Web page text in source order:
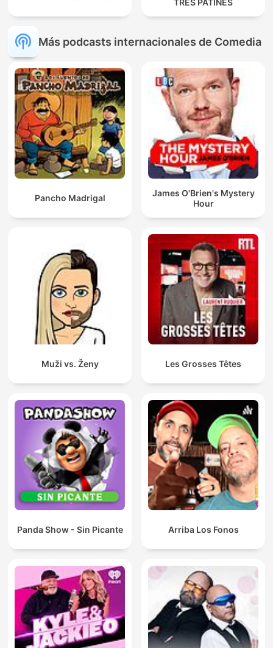
Más podcasts internacionales de Comedia
Pancho Madrigal
James O'Brien's Mystery
Hour
Muži vs. Ženy Les Grosses Têtes
Panda Show - Sin Picante Arriba Los Fonos